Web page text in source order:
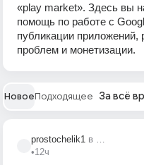
«play market». Здесь вы
помощь по работе с
публикации
проблем и монетизации.
Новое Подходящее За всё
prostochelik1 в
•12ч